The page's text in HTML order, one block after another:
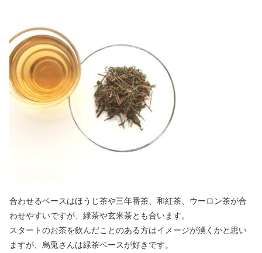
合わせるベースはほうじ茶や三年番茶、和紅茶、ウーロン茶が合
わせやすいですが、緑茶や玄米茶とも合います。
スタートのお茶を飲んだことのある方はイメージが湧くかと思い
ますが、烏兎さんは緑茶ベースが好きです。